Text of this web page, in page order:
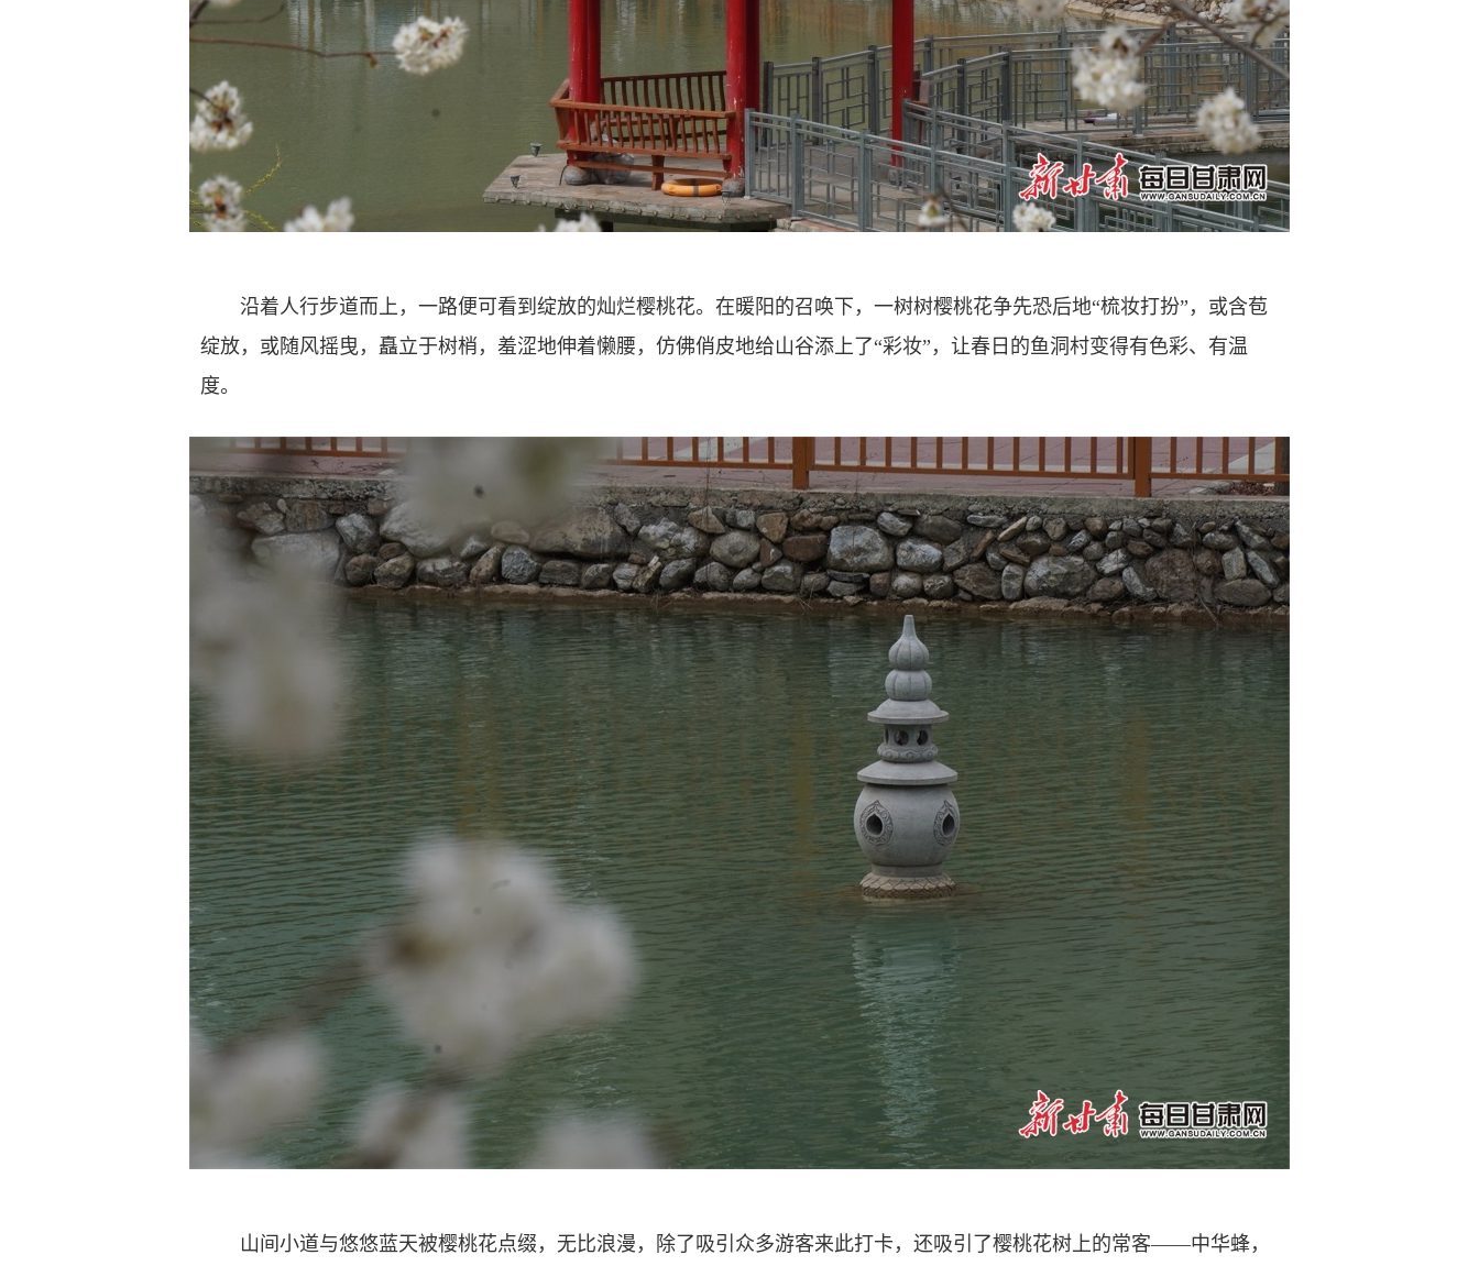
沿着人行步道而上，一路便可看到绽放的灿烂樱桃花。 在暖阳的召唤下，一树树樱桃花争先恐后地“梳妆打扮”，或含苞
绽放，或随风摇曳，矗立于树梢，羞涩地伸着懒腰，仿佛俏皮地给山谷添上了“彩妆”，让春日的鱼洞村变得有色彩、有温
度。
山间小道与悠悠蓝天被樱桃花点缀，无比浪漫，除了吸引众多游客来此打卡，还吸引了樱桃花树上的常客——中华蜂，